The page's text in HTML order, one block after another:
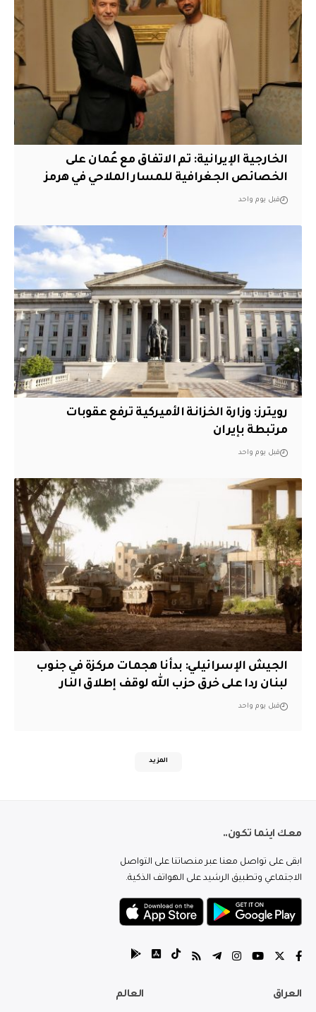
‏الخارجية الإيرانية: تم الاتفاق مع عُمان على
الخصائص الجغرافية للمسار الملاحي في هرمز
قبل يوم واحد
‏رويترز: وزارة الخزانة الأميركية ترفع عقوبات
مرتبطة بإيران
قبل يوم واحد
الجيش الإسرائيلي: بدأنا هجمات مركزة في جنوب
لبنان ردا على خرق حزب الله لوقف إطلاق النار
قبل يوم واحد
المزيد
معك اينما تكون..
ابقى على تواصل معنا عبر منصاتنا على التواصل
الاجتماعي وتطبيق الرشيد على الهواتف الذكية.
العراق العالم